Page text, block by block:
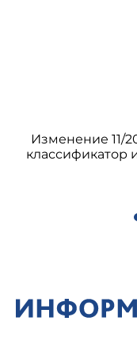
Изменение 11/